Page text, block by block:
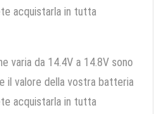
acquistarla in tutta
varia da 14.4V a 14.8V sono
il valore della vostra batteria
acquistarla in tutta